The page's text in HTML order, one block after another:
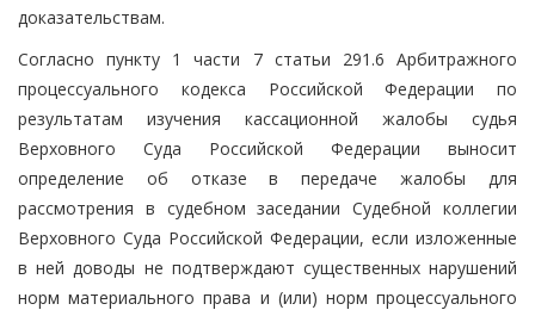
доказательствам.
Согласно пункту 1 части 7 статьи 291.6 Арбитражного
процессуального кодекса Российской Федерации по
результатам изучения кассационной жалобы судья
Верховного Суда Российской Федерации выносит
определение об отказе в передаче жалобы для
рассмотрения в судебном заседании Судебной коллегии
Верховного Суда Российской Федерации, если изложенные
в ней доводы не подтверждают существенных нарушений
норм материального права и (или) норм процессуального